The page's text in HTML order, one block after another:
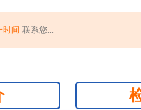
时间 联系您...